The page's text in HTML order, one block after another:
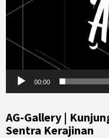
00:00
AG-Gallery |
Sentra Kerajinan